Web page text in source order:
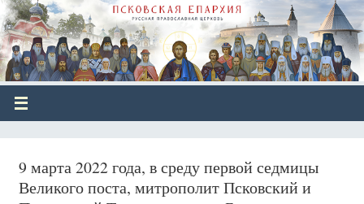
9 марта 2022 года, в среду первой седмицы
Великого поста, митрополит Псковский и